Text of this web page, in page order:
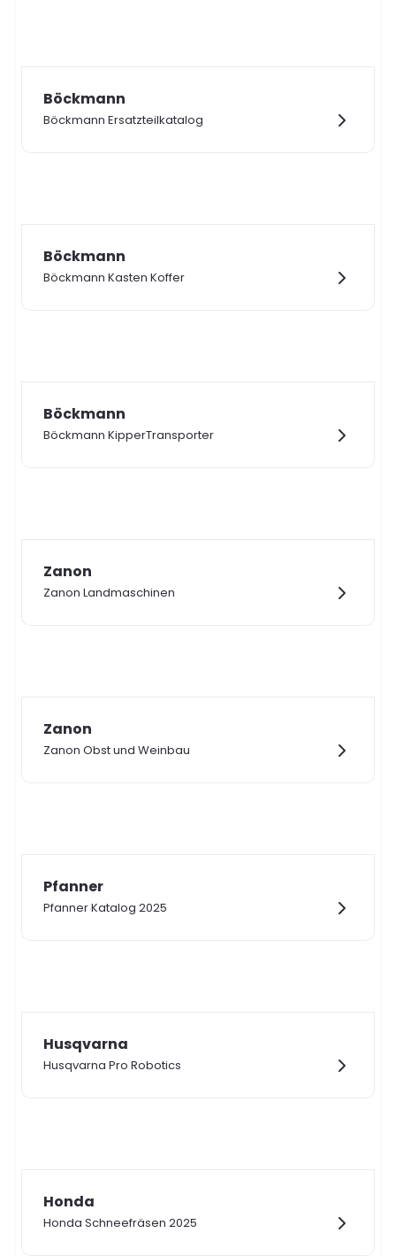
Böckmann
Böckmann Ersatzteilkatalog
Böckmann
Böckmann Kasten Koffer
Böckmann
Böckmann KipperTransporter
Zanon
Zanon Landmaschinen
Zanon
Zanon Obst und Weinbau
Pfanner
Pfanner Katalog 2025
Husqvarna
Husqvarna Pro Robotics
Honda
Honda Schneefräsen 2025